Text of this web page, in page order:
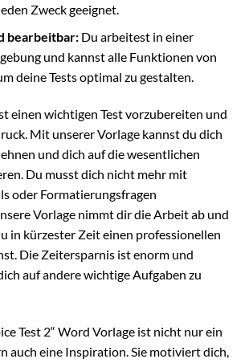
Zweck geeignet.
bearbeitbar:Du arbeitest in einer
und kannst alle Funktionen von
deine Tests optimal zu gestalten.
einen wichtigen Test vorzubereiten und
Mit unserer Vorlage kannst du dich
und dich auf die wesentlichen
Du musst dich nicht mehr mit
oder Formatierungsfragen
Vorlage nimmt dir die Arbeit ab und
in kürzester Zeit einen professionellen
Die Zeitersparnis ist enorm und
auf andere wichtige Aufgaben zu
Test 2“ Word Vorlage ist nicht nur ein
auch eine Inspiration. Sie motiviert dich,